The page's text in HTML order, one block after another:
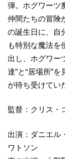
弾。ホグワーツ
仲間たちの冒険
の誕生日に、自
も特別な魔法を
出し、ホグワー
達”と“居場所”
が待ち受けてい
監督：クリス・
出演：ダニエル
ワトソン